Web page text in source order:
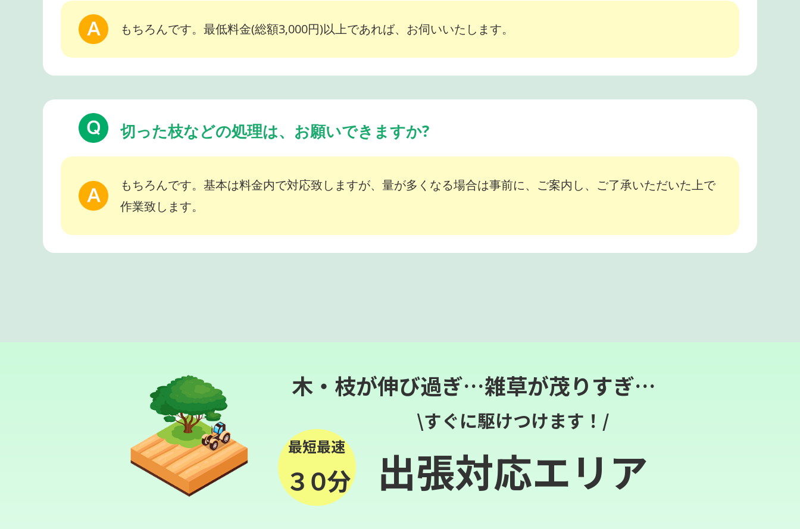
もちろんです。最低料金(総額3,000円)以上であれば、お伺いいたします。
切った枝などの処理は、お願いできますか?
もちろんです。基本は料金内で対応致しますが、量が多くなる場合は事前に、ご案内し、ご了承いただいた上で
作業致します。
木・枝が伸び過ぎ…雑草が茂りすぎ…
最短最速
３０分
\すぐに駆けつけます！/
出張対応エリア